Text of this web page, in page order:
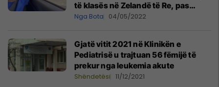
të klasës në Zelandë të Re, pas
kthimit të tij në shkollë
Nga Bota 04/05/2022
Gjatë vitit 2021 në Klinikën e
Pediatrisë u trajtuan 56 fëmijë të
prekur nga leukemia akute
Shëndetësi 11/12/2021